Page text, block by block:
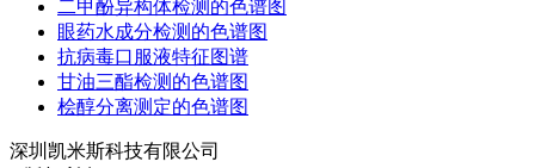
二甲酚异构体检测的色谱图
眼药水成分检测的色谱图
抗病毒口服液特征图谱
甘油三酯检测的色谱图
桧醇分离测定的色谱图
深圳凯米斯科技有限公司